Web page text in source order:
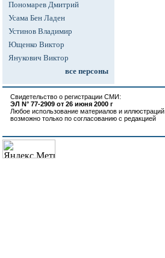
Пономарев Дмитрий
Усама Бен Ладен
Устинов Владимир
Ющенко Виктор
Янукович Виктор
все персоны
Свидетельство о регистрации СМИ:
ЭЛ N° 77-2909 от 26 июня 2000 г
Любое использование материалов и иллюстраций
возможно только по согласованию с редакцией